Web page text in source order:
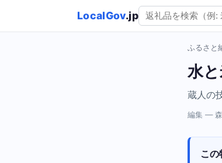
LocalGov.jp
ふるさと
水
蔵人の
編集 — 森
この